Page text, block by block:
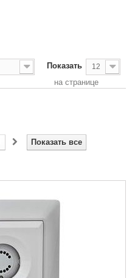
Показать 12
на странице
Показать все